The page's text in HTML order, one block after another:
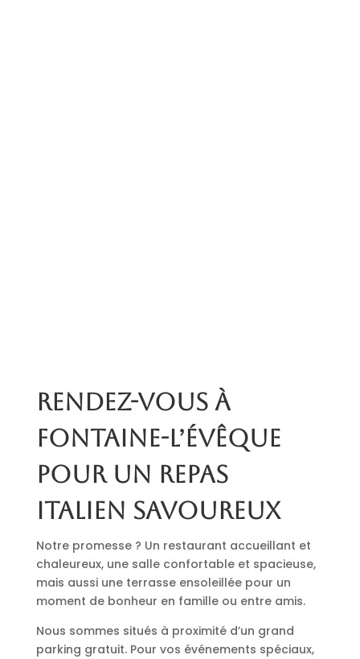
Rendez-vous à
Fontaine-l’Évêque
pour un repas
italien savoureux
Notre promesse ? Un restaurant accueillant et
chaleureux, une salle confortable et spacieuse,
mais aussi une terrasse ensoleillée pour un
moment de bonheur en famille ou entre amis.
Nous sommes situés à proximité d’un grand
parking gratuit. Pour vos événements spéciaux,